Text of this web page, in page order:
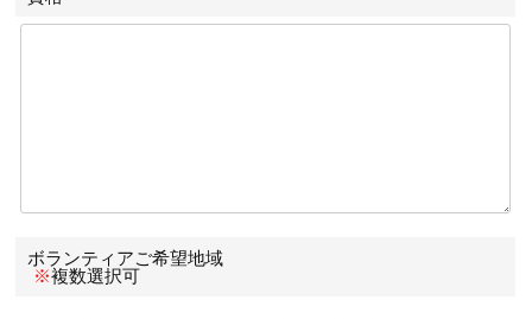
ボランティアご希望地域
※複数選択可